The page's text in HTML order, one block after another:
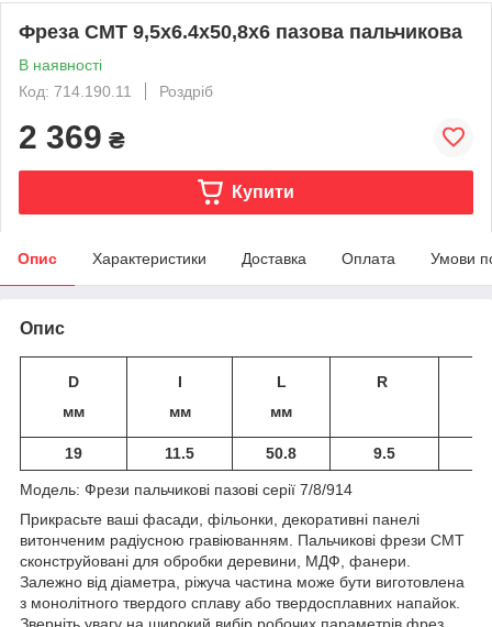
Фреза СМТ 9,5x6.4х50,8х6 пазова пальчикова
В наявності
Код: 714.190.11
Роздріб
2 369 ₴
Купити
Опис Характеристики Доставка Оплата Умови
Опис
D
мм
​I
мм
L
мм
R
19 11.5 50.8 9.5
Модель: Фрези пальчикові пазові серії 7/8/914
Прикрасьте ваші фасади, фільонки, декоративні панелі
витонченим радіусною гравіюванням. Пальчикові фрези CMT
сконструйовані для обробки деревини, МДФ, фанери.
Залежно від діаметра, ріжуча частина може бути виготовлена
з монолітного твердого сплаву або твердосплавних напайок.
Зверніть увагу на широкий вибір робочих параметрів фрез.